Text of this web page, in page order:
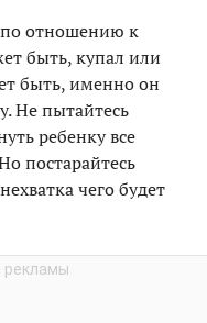
отношению к
быть, купал или
быть, именно он
Не пытайтесь
ребенку все
постарайтесь
чего будет